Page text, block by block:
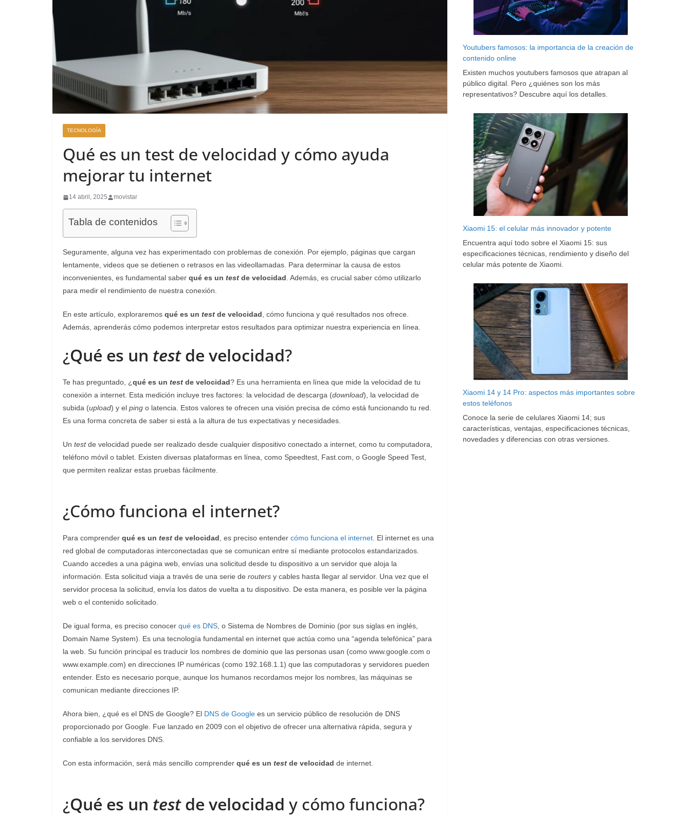
TECNOLOGÍA
Qué es un test de velocidad y cómo ayuda
mejorar tu internet
14 abril, 2025 movistar
Tabla de contenidos
Seguramente, alguna vez has experimentado con problemas de conexión. Por ejemplo, páginas que cargan
lentamente, videos que se detienen o retrasos en las videollamadas. Para determinar la causa de estos
inconvenientes, es fundamental saber qué es un test de velocidad . Además, es crucial saber cómo utilizarlo
para medir el rendimiento de nuestra conexión.
En este artículo, exploraremos qué es un test de velocidad , cómo funciona y qué resultados nos ofrece.
Además, aprenderás cómo podemos interpretar estos resultados para optimizar nuestra experiencia en línea.
¿Qué es un testde velocidad?
Te has preguntado, ¿qué es un test de velocidad? Es una herramienta en línea que mide la velocidad de tu
conexión a internet. Esta medición incluye tres factores: la velocidad de descarga (download), la velocidad de
subida (upload) y el ping o latencia. Estos valores te ofrecen una visión precisa de cómo está funcionando tu red.
Es una forma concreta de saber si está a la altura de tus expectativas y necesidades.
Un testde velocidad puede ser realizado desde cualquier dispositivo conectado a internet, como tu computadora,
teléfono móvil o tablet. Existen diversas plataformas en línea, como Speedtest, Fast.com, o Google Speed Test,
que permiten realizar estas pruebas fácilmente.
¿Cómo funciona el internet?
Para comprender qué es un test de velocidad , es preciso entender cómo funciona el internet . El internet es una
red global de computadoras interconectadas que se comunican entre sí mediante protocolos estandarizados.
Cuando accedes a una página web, envías una solicitud desde tu dispositivo a un servidor que aloja la
información. Esta solicitud viaja a través de una serie de routers y cables hasta llegar al servidor. Una vez que el
servidor procesa la solicitud, envía los datos de vuelta a tu dispositivo. De esta manera, es posible ver la página
web o el contenido solicitado.
De igual forma, es preciso conocer qué es DNS , o Sistema de Nombres de Dominio (por sus siglas en inglés,
Domain Name System). Es una tecnología fundamental en internet que actúa como una “agenda telefónica” para
la web. Su función principal es traducir los nombres de dominio que las personas usan (como www.google.com o
www.example.com) en direcciones IP numéricas (como 192.168.1.1) que las computadoras y servidores pueden
entender. Esto es necesario porque, aunque los humanos recordamos mejor los nombres, las máquinas se
comunican mediante direcciones IP.
Ahora bien, ¿qué es el DNS de Google? El DNS de Google es un servicio público de resolución de DNS
proporcionado por Google. Fue lanzado en 2009 con el objetivo de ofrecer una alternativa rápida, segura y
confiable a los servidores DNS.
Con esta información, será más sencillo comprender qué es un test de velocidad de internet.
¿Qué es un testde velocidad y cómo funciona?
Youtubers famosos: la importancia de la creación de
contenido online
Existen muchos youtubers famosos que atrapan al
público digital. Pero ¿quiénes son los más
representativos? Descubre aquí los detalles.
Xiaomi 15: el celular más innovador y potente
Encuentra aquí todo sobre el Xiaomi 15: sus
especificaciones técnicas, rendimiento y diseño del
celular más potente de Xiaomi.
Xiaomi 14 y 14 Pro: aspectos más importantes sobre
estos teléfonos
Conoce la serie de celulares Xiaomi 14; sus
características, ventajas, especificaciones técnicas,
novedades y diferencias con otras versiones.